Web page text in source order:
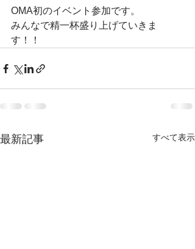
OMA初のイベント参加です。
みんなで精一杯盛り上げていきま
す！！
最新記事 すべて表示